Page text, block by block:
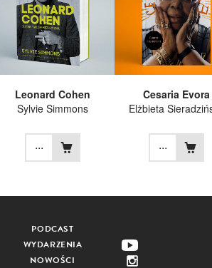
Leonard Cohen
Sylvie Simmons
...
Cesaria Evora
Elżbieta
...
PODCAST
WYDARZENIA
NOWOŚCI